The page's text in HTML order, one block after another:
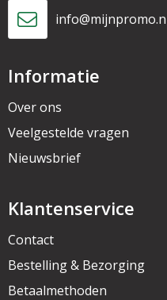
Informatie
Over ons
Veelgestelde vragen
Nieuwsbrief
Klantenservice
Contact
Bestelling & Bezorging
Betaalmethoden